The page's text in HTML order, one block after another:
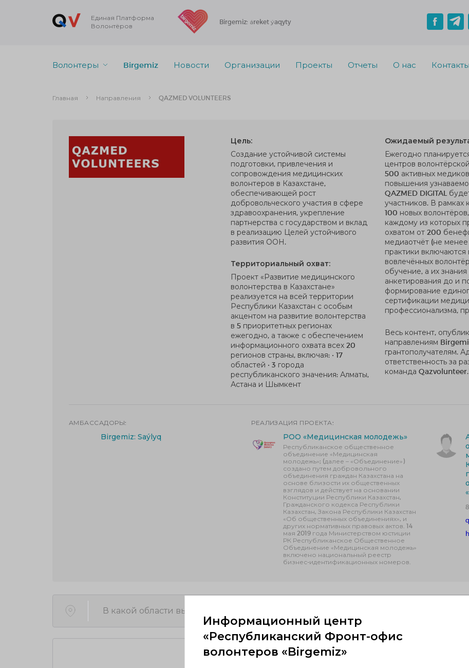
Единая Платформа
Волонтёров
Birgemiz: áreket ýaqyty
Волонтеры Birgemiz Новости Организации Проекты Отчеты О нас
Контакты
Главная Направления QAZMED VOLUNTEERS
Цель:
Создание устойчивой системы
подготовки, привлечения и
сопровождения медицинских
волонтеров в Казахстане,
обеспечивающей рост
добровольческого участия в сфере
здравоохранения, укрепление
партнерства с государством и вклад
в реализацию Целей устойчивого
развития ООН.
Территориальный охват:
Проект «Развитие медицинского
волонтерства в Казахстане»
реализуется на всей территории
Республики Казахстан с особым
акцентом на развитие волонтерства
в 5 приоритетных регионах
ежегодно, а также с обеспечением
информационного охвата всех 20
регионов страны, включая: • 17
областей • 3 города
республиканского значения: Алматы,
Астана и Шымкент
Ожидаемый
Ежегодно
центров
500 активных
повышения
QAZMED DIGITAL
участников. В рамках
100 новых
каждому из которых
охватом от 200
медиаотчёт (не
практики
вовлечённых
обучение, а их
анкетирования до и
формирование
сертификации
профессионализма,
Весь контент,
направлениям
грантополучателям.
ответственность за
команда
АМБАССАДОРЫ:
Birgemiz: Saýlyq
РЕАЛИЗАЦИЯ ПРОЕКТА:
РОО «Медицинская молодежь»
Республиканское общественное
объединение «Медицинская
молодежь»; (далее – «Объединение»)
создано путем добровольного
объединения граждан Казахстана на
основе близости их общественных
взглядов и действует на основании
Конституции Республики Казахстан,
Гражданского кодекса Республики
Казахстан, Закона Республики Казахстан
«Об общественных объединениях», и
других нормативных правовых актов. 14
мая 2019 года Министерством юстиции
РК Республиканское Общественное
Объединение «Медицинская молодежь»
включено национальный реестр
бизнес-идентификационных номеров.
В какой области вы находитесь?
Информационный центр
«Республиканский Фронт-офис
волонтеров «Birgemiz»